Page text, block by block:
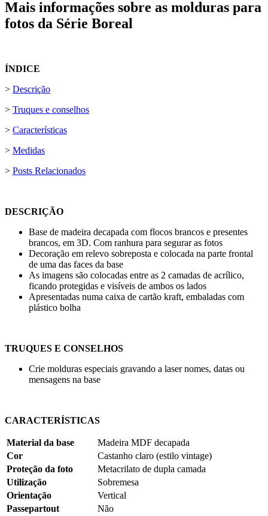
Mais informações sobre as molduras para
fotos da Série Boreal
ÍNDICE
> Descrição
> Truques e conselhos
> Características
> Medidas
> Posts Relacionados
DESCRIÇÃO
Base de madeira decapada com flocos brancos e presentes
brancos, em 3D. Com ranhura para segurar as fotos
Decoração em relevo sobreposta e colocada na parte frontal
de uma das faces da base
As imagens são colocadas entre as 2 camadas de acrílico,
ficando protegidas e visíveis de ambos os lados
Apresentadas numa caixa de cartão kraft, embaladas com
plástico bolha
TRUQUES E CONSELHOS
Crie molduras especiais gravando a laser nomes, datas ou
mensagens na base
CARACTERÍSTICAS
Material da base
Madeira MDF decapada
Cor
Castanho claro (estilo vintage)
Proteção da foto
Metacrilato de dupla camada
Utilização
Sobremesa
Orientação
Vertical
Passepartout
Não